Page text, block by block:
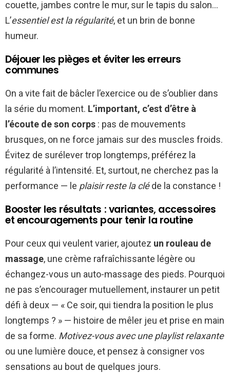
couette, jambes contre le mur, sur le tapis du salon…
L’essentiel est la régularité, et un brin de bonne
humeur.
Déjouer les pièges et éviter les erreurs
communes
On a vite fait de bâcler l’exercice ou de s’oublier dans
la série du moment. L’important, c’est d’être à
l’écoute de son corps : pas de mouvements
brusques, on ne force jamais sur des muscles froids.
Évitez de surélever trop longtemps, préférez la
régularité à l’intensité. Et, surtout, ne cherchez pas la
performance — le plaisir reste la cléde la constance !
Booster les résultats : variantes, accessoires
et encouragements pour tenir la routine
Pour ceux qui veulent varier, ajoutez un rouleau de
massage, une crème rafraîchissante légère ou
échangez-vous un auto-massage des pieds. Pourquoi
ne pas s’encourager mutuellement, instaurer un petit
défi à deux — « Ce soir, qui tiendra la position le plus
longtemps ? » — histoire de mêler jeu et prise en main
de sa forme. Motivez-vous avec une playlist relaxante
ou une lumière douce, et pensez à consigner vos
sensations au bout de quelques jours.